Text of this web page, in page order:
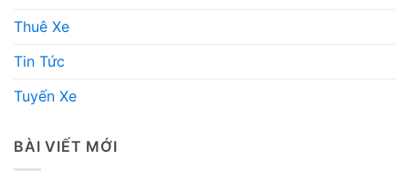
Thuê Xe
Tin Tức
Tuyến Xe
BÀI VIẾT MỚI